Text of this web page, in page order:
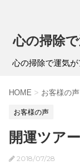
心の掃除
心の掃除で運気
HOME > お客様の声
お客様の声
開運ツア
2018/07/28